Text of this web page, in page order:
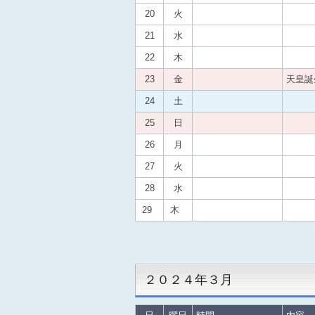
20 火
21 水
22 木
23 金 天皇
24 土
25 日
26 月
27 火
28 水
29 木
２０２４年３月